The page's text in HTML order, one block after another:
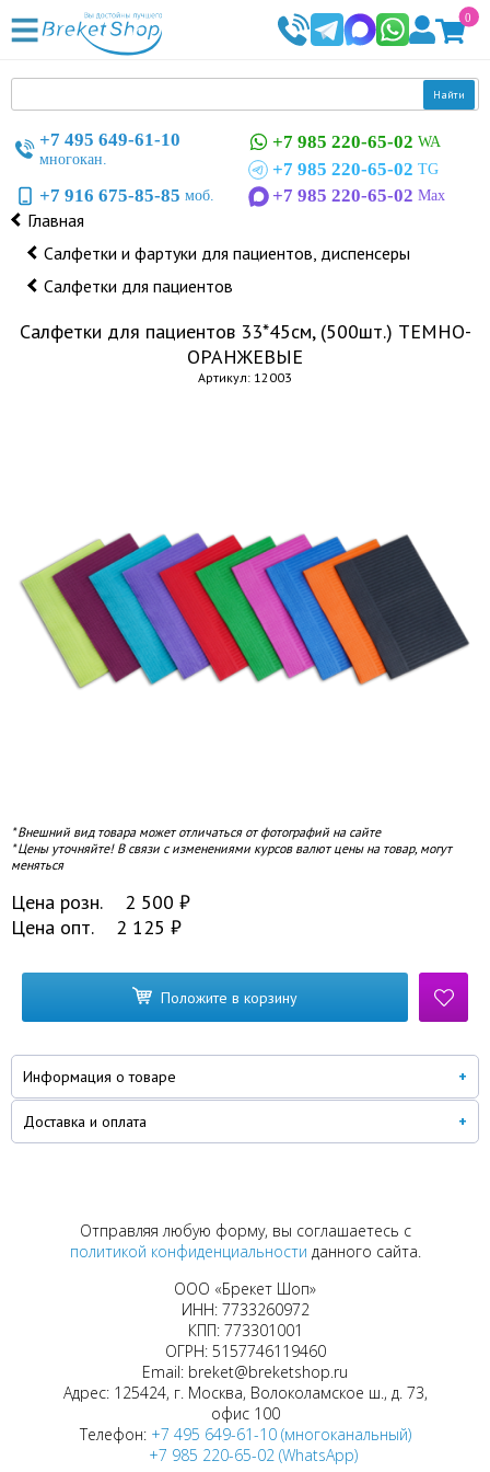
0
Найти
+7 495 649-61-10
многокан.
+7 916 675-85-85 моб.
+7 985 220-65-02 WA
+7 985 220-65-02 TG
+7 985 220-65-02 Max
Главная
Салфетки и фартуки для пациентов, диспенсеры
Салфетки для пациентов
Салфетки для пациентов 33*45см, (500шт.) ТЕМНО-
ОРАНЖЕВЫЕ
Артикул: 12003
* Внешний вид товара может отличаться от фотографий на сайте
* Цены уточняйте! В связи с изменениями курсов валют цены на товар, могут
меняться
Цена розн. 2 500 ₽
Цена опт.
2 125 ₽
Положите в корзину
Информация о товаре
Доставка и оплата
Отправляя любую форму, вы соглашаетесь с
политикой конфиденциальности данного сайта.
ООО «Брекет Шоп»
ИНН: 7733260972
КПП: 773301001
ОГРН: 5157746119460
Email: breket@breketshop.ru
Адрес: 125424, г. Москва, Волоколамское ш., д. 73,
офис 100
Телефон: +7 495 649-61-10 (многоканальный)
+7 985 220-65-02 (WhatsApp)